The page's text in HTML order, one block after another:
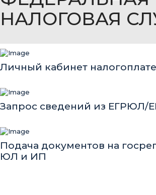
НАЛОГОВАЯ
Личный кабинет
Запрос сведений из ЕГРЮЛ/
Подача документов на
ЮЛ и ИП